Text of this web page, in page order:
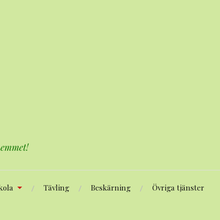
Tävling Beskärning Övriga tjänster